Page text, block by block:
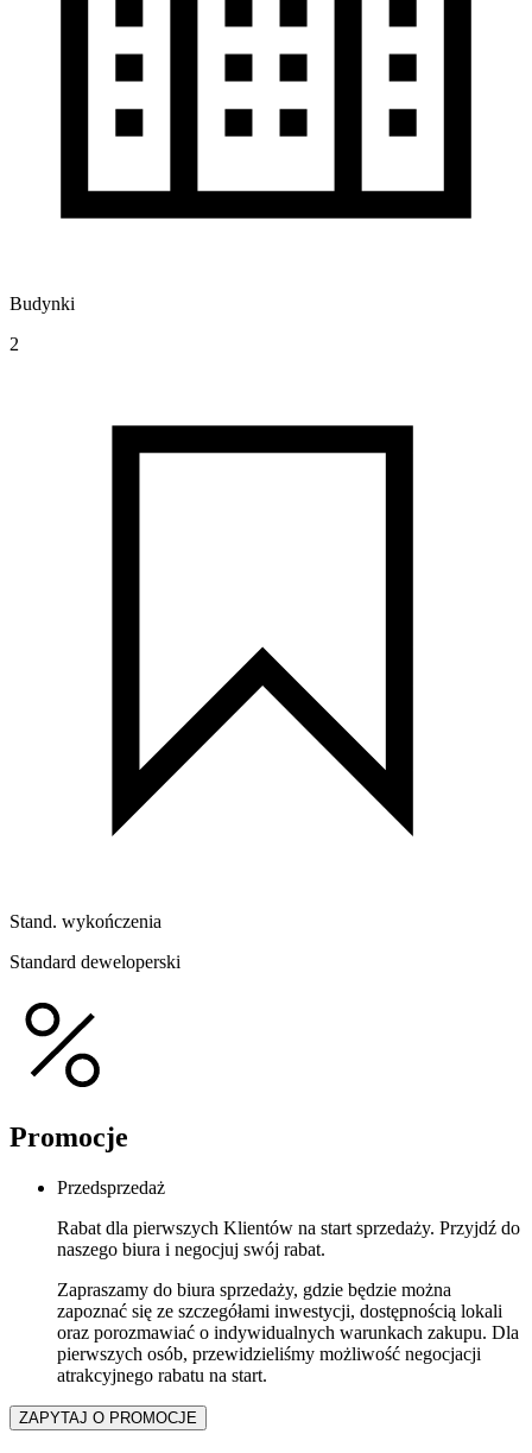
Budynki
2
Stand. wykończenia
Standard deweloperski
Promocje
Przedsprzedaż
Rabat dla pierwszych Klientów na start sprzedaży. Przyjdź do
naszego biura i negocjuj swój rabat.
Zapraszamy do biura sprzedaży, gdzie będzie można
zapoznać się ze szczegółami inwestycji, dostępnością lokali
oraz porozmawiać o indywidualnych warunkach zakupu. Dla
pierwszych osób, przewidzieliśmy możliwość negocjacji
atrakcyjnego rabatu na start.
ZAPYTAJ O PROMOCJE